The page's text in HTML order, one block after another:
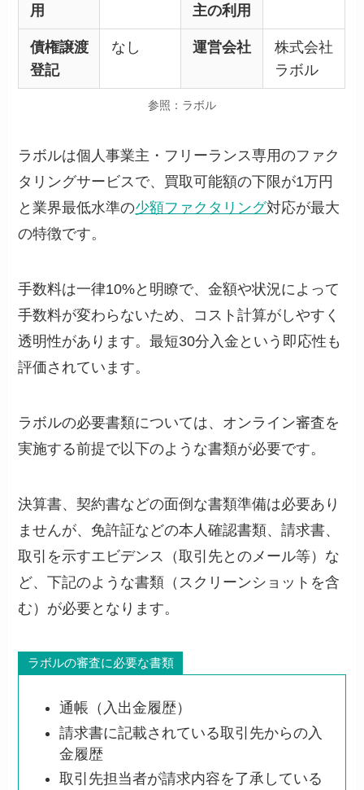
用
主の利用
債権譲渡
登記
なし 運営会社
株式会社
ラボル
参照：ラボル
ラボルは個人事業主・フリーランス専用のファク
タリングサービスで、買取可能額の下限が1万円
と業界最低水準の少額ファクタリング対応が最大
の特徴です。
手数料は一律10%と明瞭で、金額や状況によって
手数料が変わらないため、コスト計算がしやすく
透明性があります。最短30分入金という即応性も
評価されています。
ラボルの必要書類については、オンライン審査を
実施する前提で以下のような書類が必要です。
決算書、契約書などの面倒な書類準備は必要あり
ませんが、免許証などの本人確認書類、請求書、
取引を示すエビデンス（取引先とのメール等）な
ど、下記のような書類（スクリーンショットを含
む）が必要となります。
ラボルの審査に必要な書類
通帳（入出金履歴）
請求書に記載されている取引先からの入
金履歴
取引先担当者が請求内容を了承している